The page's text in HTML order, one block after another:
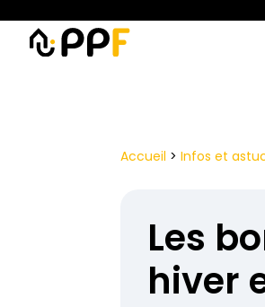
Accueil >Infos et
Les
hiver